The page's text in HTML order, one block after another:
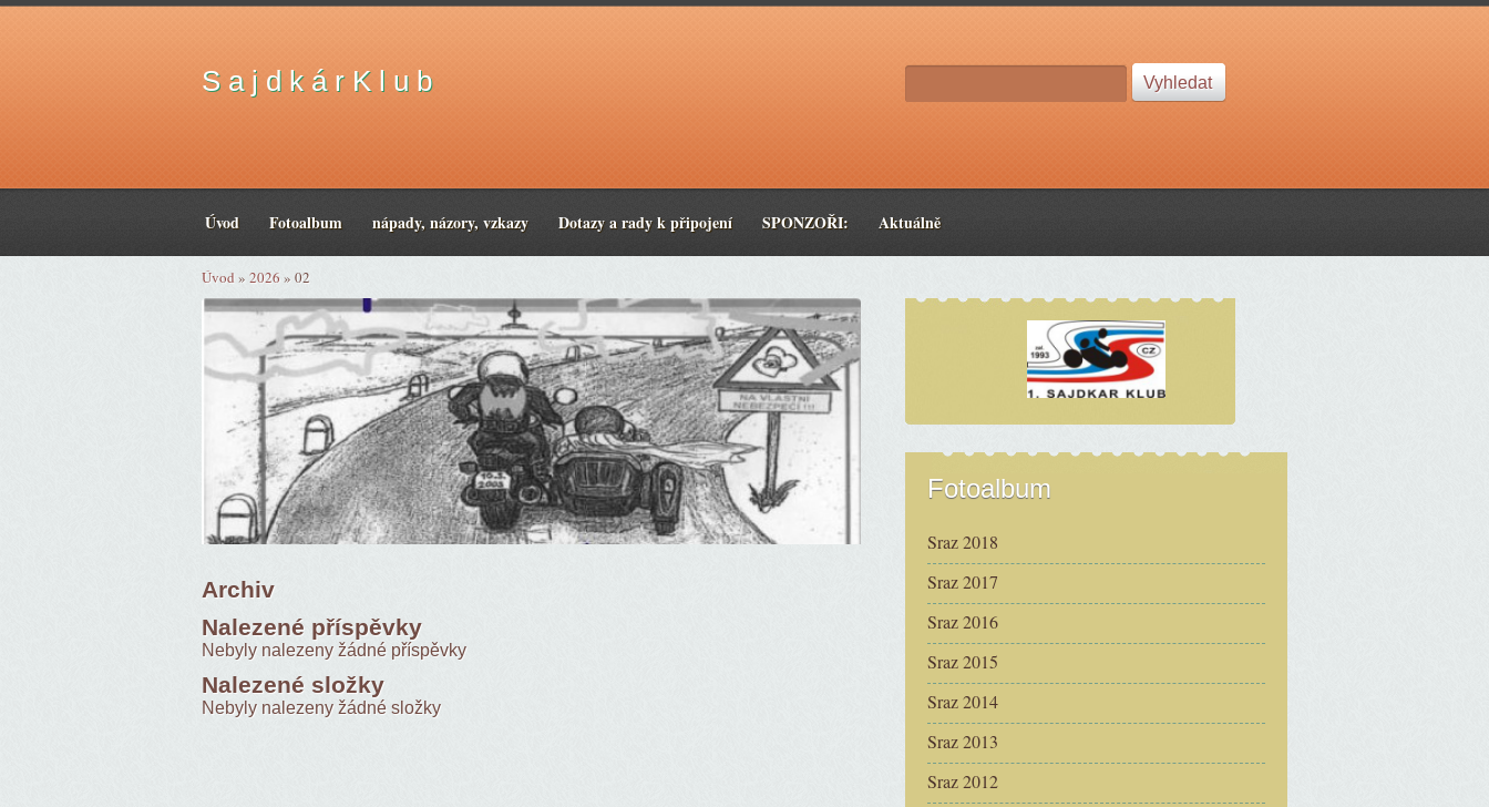
S a j d k á r K l u b
Úvod Fotoalbum nápady, názory, vzkazy Dotazy a rady k připojení SPONZOŘI: Aktuálně
Úvod » 2026 » 02
Archiv
Nalezené příspěvky
Nebyly nalezeny žádné příspěvky
Nalezené složky
Nebyly nalezeny žádné složky
Fotoalbum
Sraz 2018
Sraz 2017
Sraz 2016
Sraz 2015
Sraz 2014
Sraz 2013
Sraz 2012